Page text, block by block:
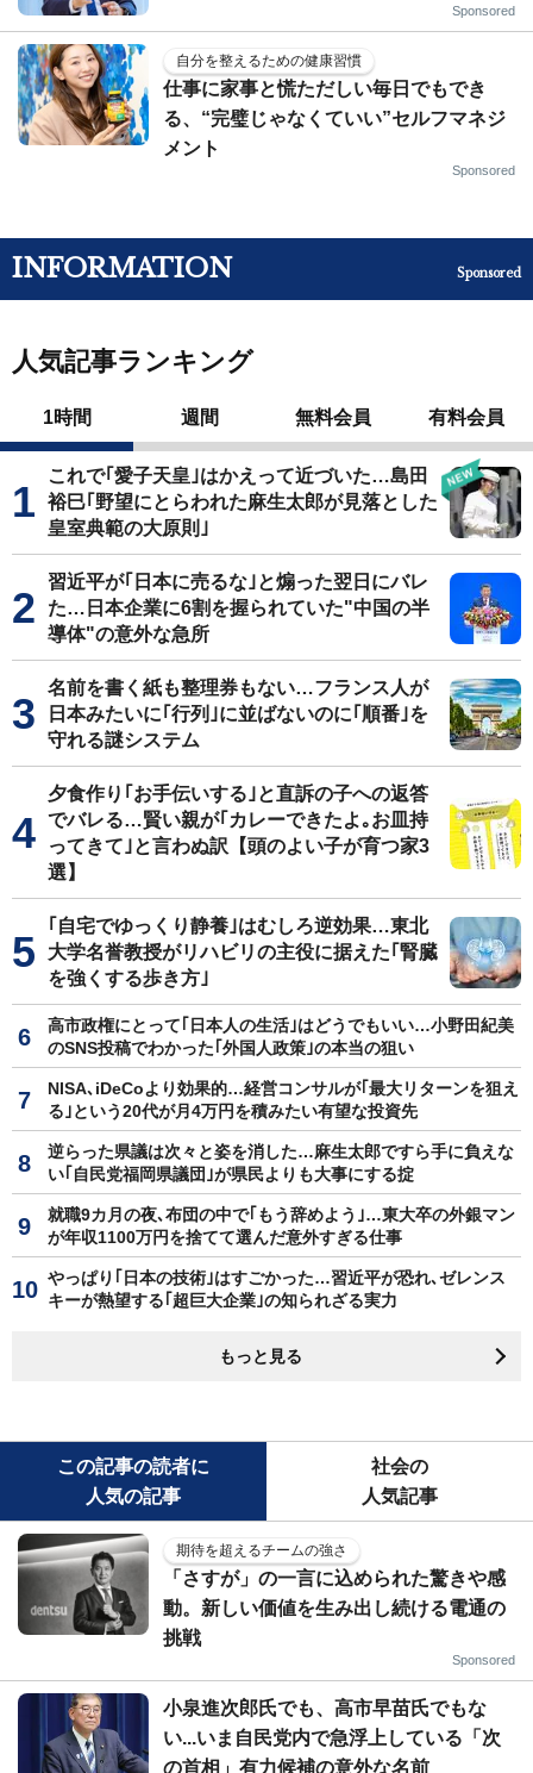
Sponsored
自分を整えるための健康習慣
仕事に家事と慌ただしい毎日でもでき
る、“完璧じゃなくていい”セルフマネジ
メント
Sponsored
INFORMATION Sponsored
人気記事ランキング
1時間 週間 無料会員 有料会員
これで｢愛子天皇｣はかえって近づいた…島田
裕巳｢野望にとらわれた麻生太郎が見落とした
皇室典範の大原則｣
習近平が｢日本に売るな｣と煽った翌日にバレ
た…日本企業に6割を握られていた"中国の半
導体"の意外な急所
名前を書く紙も整理券もない…フランス人が
日本みたいに｢行列｣に並ばないのに｢順番｣を
守れる謎システム
夕食作り｢お手伝いする｣と直訴の子への返答
でバレる…賢い親が｢カレーできたよ｡お皿持
ってきて｣と言わぬ訳【頭のよい子が育つ家3
選】
｢自宅でゆっくり静養｣はむしろ逆効果…東北
大学名誉教授がリハビリの主役に据えた｢腎臓
を強くする歩き方｣
高市政権にとって｢日本人の生活｣はどうでもいい…小野田紀美
のSNS投稿でわかった｢外国人政策｣の本当の狙い
NISA､iDeCoより効果的…経営コンサルが｢最大リターンを狙え
る｣という20代が月4万円を積みたい有望な投資先
逆らった県議は次々と姿を消した…麻生太郎ですら手に負えな
い｢自民党福岡県議団｣が県民よりも大事にする掟
就職9カ月の夜､布団の中で｢もう辞めよう｣…東大卒の外銀マン
が年収1100万円を捨てて選んだ意外すぎる仕事
やっぱり｢日本の技術｣はすごかった…習近平が恐れ､ゼレンス
キーが熱望する｢超巨大企業｣の知られざる実力
もっと見る
この記事の読者に
人気の記事
社会の
人気記事
期待を超えるチームの強さ
「さすが」の一言に込められた驚きや感
動。新しい価値を生み出し続ける電通の
挑戦
Sponsored
小泉進次郎氏でも、高市早苗氏でもな
い...いま自民党内で急浮上している「次
の首相」有力候補の意外な名前